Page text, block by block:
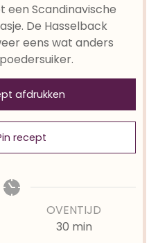
een Scandinavische
De Hasselback
eens wat anders
afdrukken
recept
OVENTIJD
30minuten
min